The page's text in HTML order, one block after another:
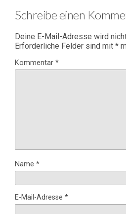
Schreibe einen
Deine E-Mail-Adresse wird
Erforderliche Felder sind mit *
Kommentar *
Name *
E-Mail-Adresse *